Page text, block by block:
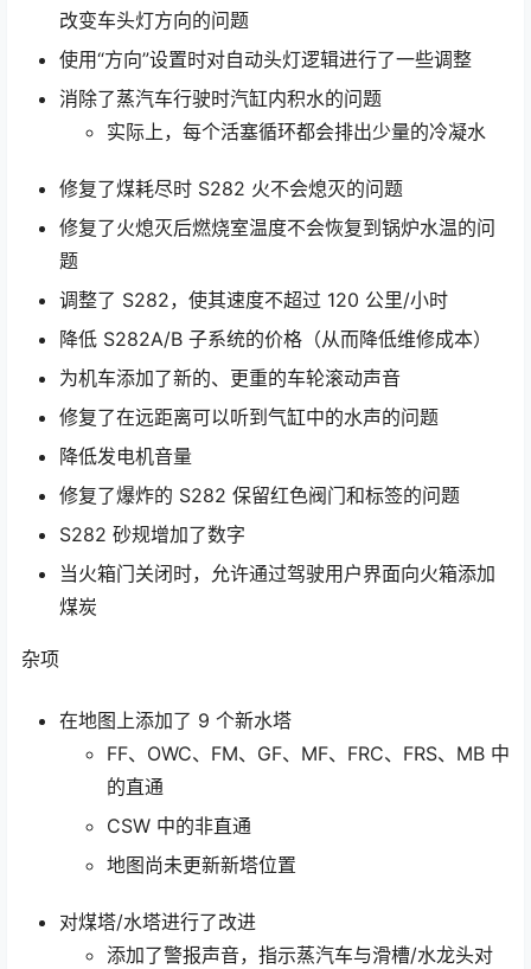
改变车头灯方向的问题
使用“方向”设置时对自动头灯逻辑进行了一些调整
消除了蒸汽车行驶时汽缸内积水的问题
实际上，每个活塞循环都会排出少量的冷凝水
修复了煤耗尽时 S282 火不会熄灭的问题
修复了火熄灭后燃烧室温度不会恢复到锅炉水温的问
题
调整了 S282，使其速度不超过 120 公里/小时
降低 S282A/B 子系统的价格（从而降低维修成本）
为机车添加了新的、更重的车轮滚动声音
修复了在远距离可以听到气缸中的水声的问题
降低发电机音量
修复了爆炸的 S282 保留红色阀门和标签的问题
S282 砂规增加了数字
当火箱门关闭时，允许通过驾驶用户界面向火箱添加
煤炭
杂项
在地图上添加了 9 个新水塔
FF、OWC、FM、GF、MF、FRC、FRS、MB 中
的直通
CSW 中的非直通
地图尚未更新新塔位置
对煤塔/水塔进行了改进
添加了警报声音，指示蒸汽车与滑槽/水龙头对